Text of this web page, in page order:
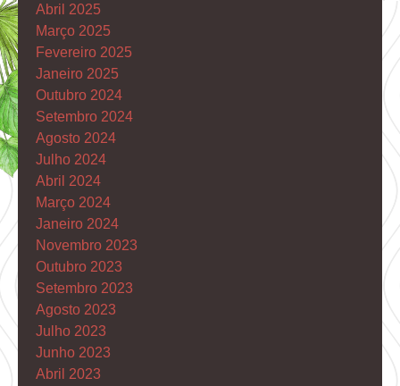
Abril 2025
Março 2025
Fevereiro 2025
Janeiro 2025
Outubro 2024
Setembro 2024
Agosto 2024
Julho 2024
Abril 2024
Março 2024
Janeiro 2024
Novembro 2023
Outubro 2023
Setembro 2023
Agosto 2023
Julho 2023
Junho 2023
Abril 2023